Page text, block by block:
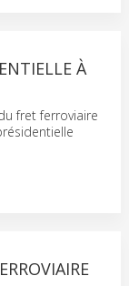
À
fret ferroviaire